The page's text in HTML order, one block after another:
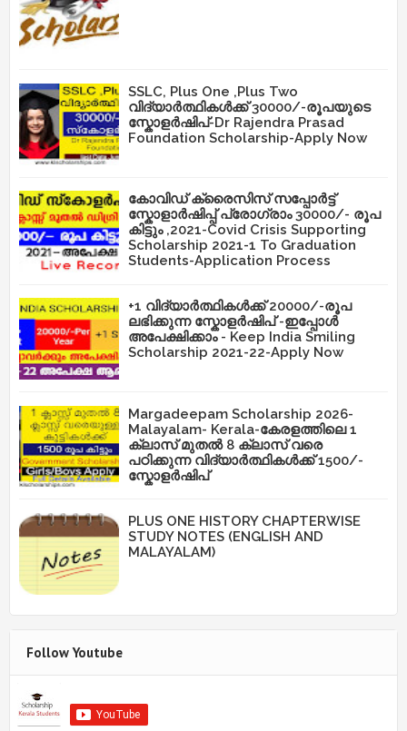
SSLC, Plus One ,Plus Two
വിദ്യാർത്ഥികൾക്ക് 30000/-രൂപയുടെ
സ്കോളർഷിപ്-Dr Rajendra Prasad
Foundation Scholarship-Apply Now
കോവിഡ് ക്രൈസിസ് സപ്പോർട്ട്
സ്കോളാർഷിപ്പ് പ്രോഗ്രാം 30000/- രൂപ
കിട്ടും ,2021-Covid Crisis Supporting
Scholarship 2021-1 To Graduation
Students-Application Process
+1 വിദ്യാർത്ഥികൾക്ക് 20000/-രൂപ
ലഭിക്കുന്ന സ്കോളർഷിപ് -ഇപ്പോൾ
അപേക്ഷിക്കാം - Keep India Smiling
Scholarship 2021-22-Apply Now
Margadeepam Scholarship 2026-
Malayalam- Kerala-കേരളത്തിലെ 1
ക്ലാസ് മുതൽ 8 ക്ലാസ് വരെ
പഠിക്കുന്ന വിദ്യാർത്ഥികൾക്ക് 1500/-
സ്കോളർഷിപ്
PLUS ONE HISTORY CHAPTERWISE
STUDY NOTES (ENGLISH AND
MALAYALAM)
Follow Youtube